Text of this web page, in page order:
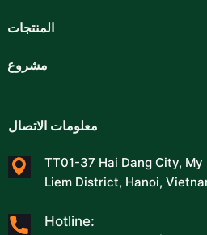
المنتجات
مشروع
معلومات الاتصال
TT01-37 Hai Dang City, My
Liem District, Hanoi,
Hotline: